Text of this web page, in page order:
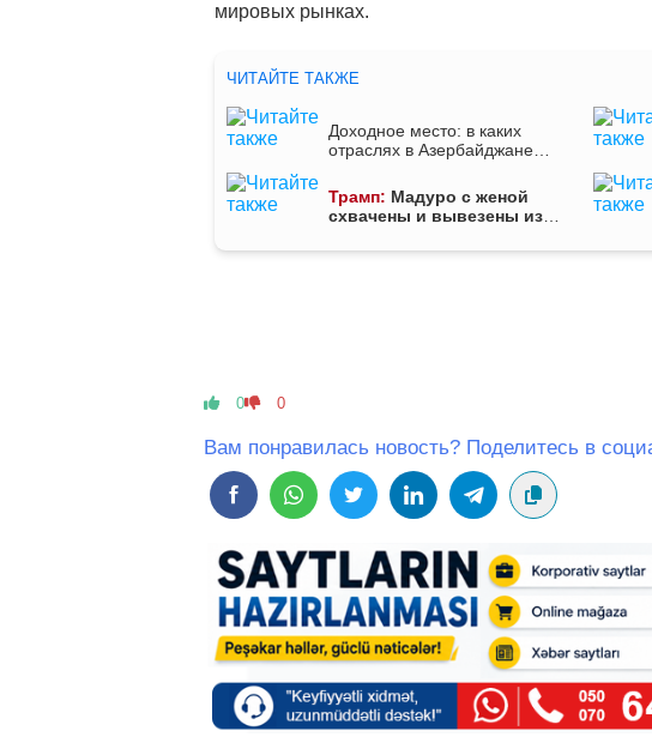
мировых рынках.
ЧИТАЙТЕ ТАКЖЕ
Доходное место: в каких
отраслях в Азербайджане
Трамп: Мадуро с женой
схвачены и вывезены из
0 0
Вам понравилась новость? Поделитесь в